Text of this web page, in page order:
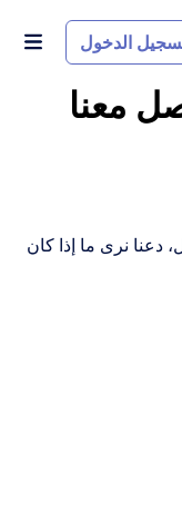
الدخول
معنا
نرى ما إذا كان